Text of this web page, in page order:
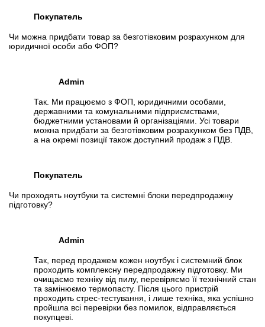
Покупатель
Чи можна придбати товар за безготівковим розрахунком для
юридичної особи або ФОП?
Admin
Так. Ми працюємо з ФОП, юридичними особами,
державними та комунальними підприємствами,
бюджетними установами й організаціями. Усі товари
можна придбати за безготівковим розрахунком без ПДВ,
а на окремі позиції також доступний продаж з ПДВ.
Покупатель
Чи проходять ноутбуки та системні блоки передпродажну
підготовку?
Admin
Так, перед продажем кожен ноутбук і системний блок
проходить комплексну передпродажну підготовку. Ми
очищаємо техніку від пилу, перевіряємо її технічний стан
та замінюємо термопасту. Після цього пристрій
проходить стрес-тестування, і лише техніка, яка успішно
пройшла всі перевірки без помилок, відправляється
покупцеві.